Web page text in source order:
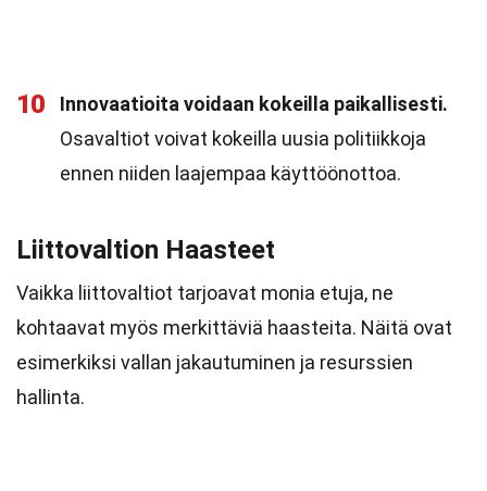
10
Innovaatioita voidaan kokeilla paikallisesti.
Osavaltiot voivat kokeilla uusia politiikkoja
ennen niiden laajempaa käyttöönottoa.
Liittovaltion Haasteet
Vaikka liittovaltiot tarjoavat monia etuja, ne
kohtaavat myös merkittäviä haasteita. Näitä ovat
esimerkiksi vallan jakautuminen ja resurssien
hallinta.